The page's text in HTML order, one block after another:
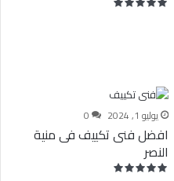
يوليو 1, 2024 0
افضل فنى تكييف فى منية
النصر